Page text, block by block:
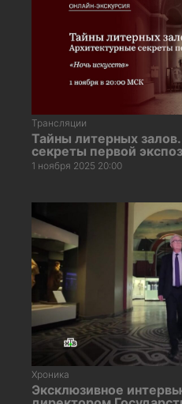
Трансляции
Тайны литерных
секреты первой
1 ноября 2025 20:00
Хроника
Эксклюзивное